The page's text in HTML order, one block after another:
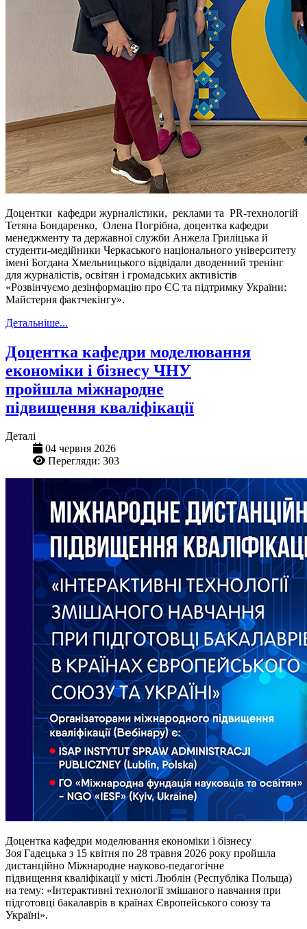
Доцентки кафедри журналістики, реклами та PR-технологій
Тетяна Бондаренко, Олена Погрібна, доцентка кафедри
менеджменту та державної служби Анжела Гриліцька й
студенти-медійники Черкаського національного університету
імені Богдана Хмельницького відвідали дводенний тренінг
для журналістів, освітян і громадських активістів
«Розвінчуємо дезінформацію про ЄС та підтримку України:
Майстерня фактчекінгу».
Детальніше...
Доцентка кафедри моделювання
економіки і бізнесу ЧНУ
пройшла міжнародне
підвищення кваліфікації
Деталі
04 червня 2026
Перегляди: 303
Доцентка кафедри моделювання економіки і бізнесу
Зоя Гадецька з 15 квітня по 28 травня 2026 року пройшла
дистанційно Міжнародне науково-педагогічне
підвищення кваліфікації у місті Люблін (Республіка Польща)
на тему: «Інтерактивні технології змішаного навчання при
підготовці бакалаврів в країнах Європейського союзу та
Україні».